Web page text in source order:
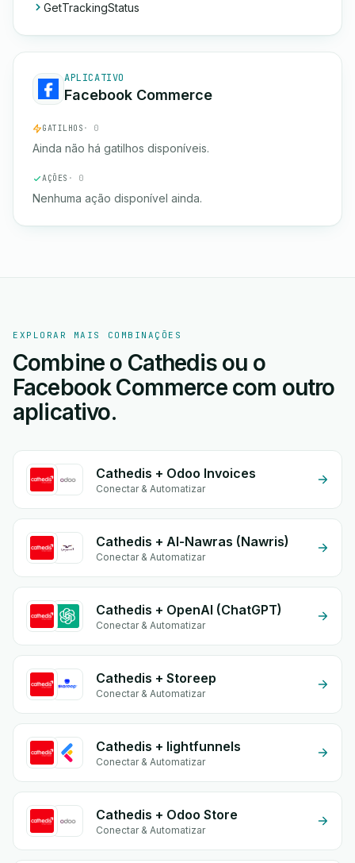
GetTrackingStatus
APLICATIVO
Facebook Commerce
GATILHOS · 0
Ainda não há gatilhos disponíveis.
AÇÕES · 0
Nenhuma ação disponível ainda.
EXPLORAR MAIS COMBINAÇÕES
Combine o Cathedis ou o
Facebook Commerce com outro
aplicativo.
Cathedis + Odoo Invoices
Conectar & Automatizar
Cathedis + Al-Nawras (Nawris)
Conectar & Automatizar
Cathedis + OpenAI (ChatGPT)
Conectar & Automatizar
Cathedis + Storeep
Conectar & Automatizar
Cathedis + lightfunnels
Conectar & Automatizar
Cathedis + Odoo Store
Conectar & Automatizar